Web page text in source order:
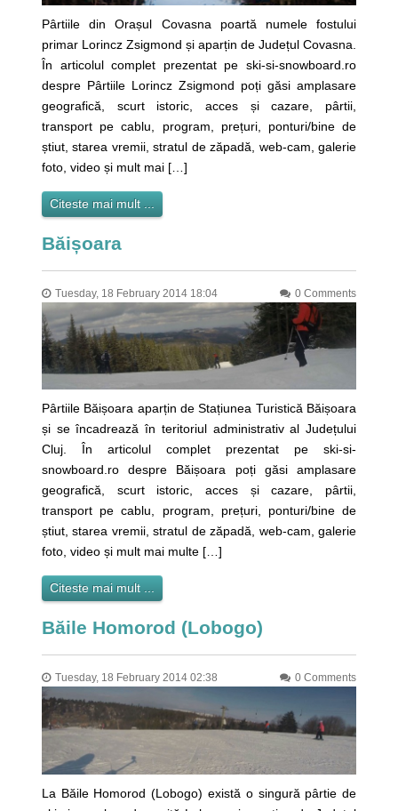
Pârtiile din Orașul Covasna poartă numele fostului
primar Lorincz Zsigmond și aparțin de Județul Covasna.
În articolul complet prezentat pe ski-si-snowboard.ro
despre Pârtiile Lorincz Zsigmond poți găsi amplasare
geografică, scurt istoric, acces și cazare, pârtii,
transport pe cablu, program, prețuri, ponturi/bine de
știut, starea vremii, stratul de zăpadă, web-cam, galerie
foto, video și mult mai […]
Citeste mai mult ...
Băișoara
Tuesday, 18 February 2014 18:04 0 Comments
Pârtiile Băișoara aparțin de Stațiunea Turistică Băișoara
și se încadrează în teritoriul administrativ al Județului
Cluj. În articolul complet prezentat pe ski-si-
snowboard.ro despre Băișoara poți găsi amplasare
geografică, scurt istoric, acces și cazare, pârtii,
transport pe cablu, program, prețuri, ponturi/bine de
știut, starea vremii, stratul de zăpadă, web-cam, galerie
foto, video și mult mai multe […]
Citeste mai mult ...
Băile Homorod (Lobogo)
Tuesday, 18 February 2014 02:38 0 Comments
La Băile Homorod (Lobogo) există o singură pârtie de